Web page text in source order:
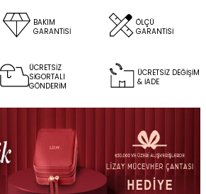
BAKIM
GARANTİSİ
ÖLÇÜ
GARANTİSİ
ÜCRETSİZ
SİGORTALI
GÖNDERİM
ÜCRETSİZ DEĞİŞİM
& İADE